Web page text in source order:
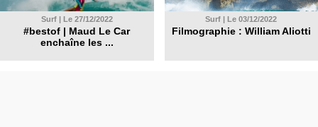
Surf | Le 27/12/2022
#bestof | Maud Le Car
enchaîne les ...
Surf | Le 03/12/2022
Filmographie : William Aliotti